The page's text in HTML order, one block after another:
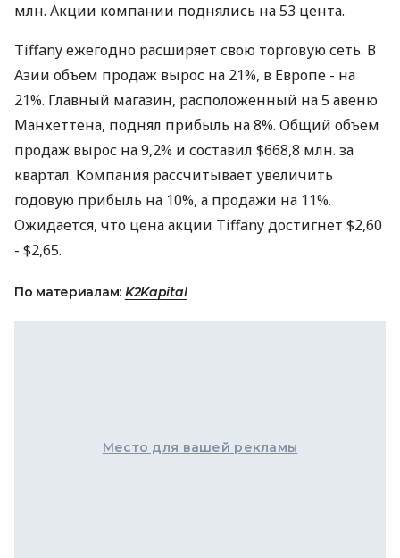
млн. Акции компании поднялись на 53 цента.
Tiffany ежегодно расширяет свою торговую сеть. В
Азии объем продаж вырос на 21%, в Европе - на
21%. Главный магазин, расположенный на 5 авеню
Манхеттена, поднял прибыль на 8%. Общий объем
продаж вырос на 9,2% и составил $668,8 млн. за
квартал. Компания рассчитывает увеличить
годовую прибыль на 10%, а продажи на 11%.
Ожидается, что цена акции Tiffany достигнет $2,60
- $2,65.
По материалам: K2Kapital
Место для вашей рекламы